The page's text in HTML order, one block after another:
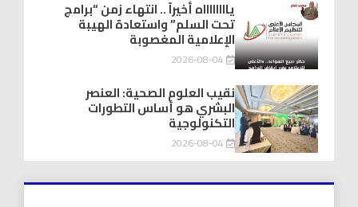
يااااااااه أخيراً .. انتهاء زمن “برامج
تحت السلم” واستعادة الهيبة
الإعلامية المغصوبة
2026-08-04
نقيب العلوم الصحية: العنصر
البشري هو أساس التطورات
التكنولوجية
2026-08-04